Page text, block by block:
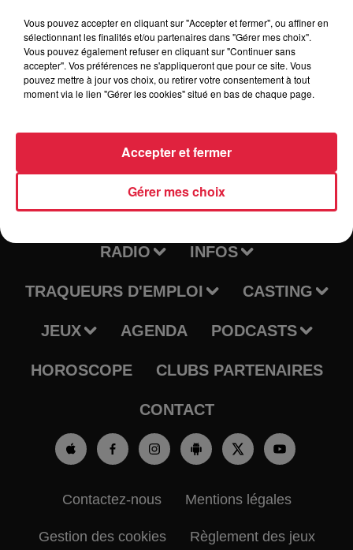
Programme complet de l'édition 2026 :Cliquez ici !
RADIO INFOS
TRAQUEURS D'EMPLOI CASTING
JEUX AGENDA PODCASTS
HOROSCOPE CLUBS PARTENAIRES
CONTACT
Contactez-nous Mentions légales
Gestion des cookies Règlement des jeux
Vous pouvez accepter en cliquant sur "Accepter et fermer", ou affiner en
sélectionnant les finalités et/ou partenaires dans "Gérer mes choix".
Vous pouvez également refuser en cliquant sur "Continuer sans
accepter". Vos préférences ne s'appliqueront que pour ce site. Vous
pouvez mettre à jour vos choix, ou retirer votre consentement à tout
moment via le lien "Gérer les cookies" situé en bas de chaque page.
Gérer mes choix
Accepter et fermer